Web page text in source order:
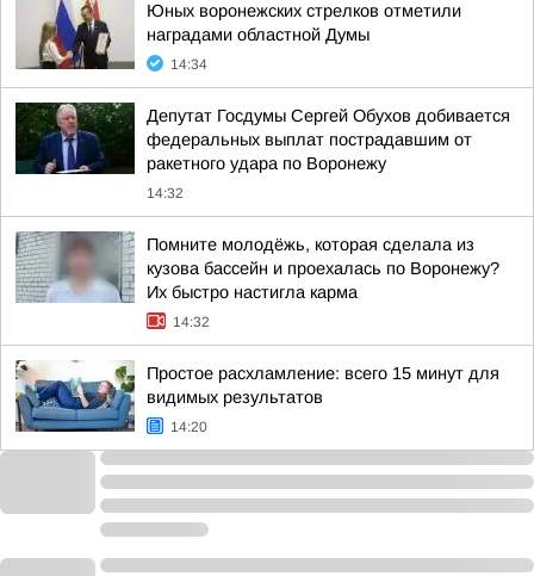
Юных воронежских стрелков отметили
наградами областной Думы
14:34
Депутат Госдумы Сергей Обухов добивается
федеральных выплат пострадавшим от
ракетного удара по Воронежу
14:32
Помните молодёжь, которая сделала из
кузова бассейн и проехалась по Воронежу?
Их быстро настигла карма
14:32
Простое расхламление: всего 15 минут для
видимых результатов
14:20